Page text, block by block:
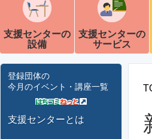
支援センターの
設備
支援センターの
サービス
登録団体の
今月のイベント・講座一覧
支援センターとは